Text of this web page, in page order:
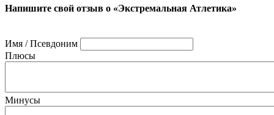
Напишите свой отзыв о «Экстремальная Атлетика»
Имя / Псевдоним
Плюсы
Минусы